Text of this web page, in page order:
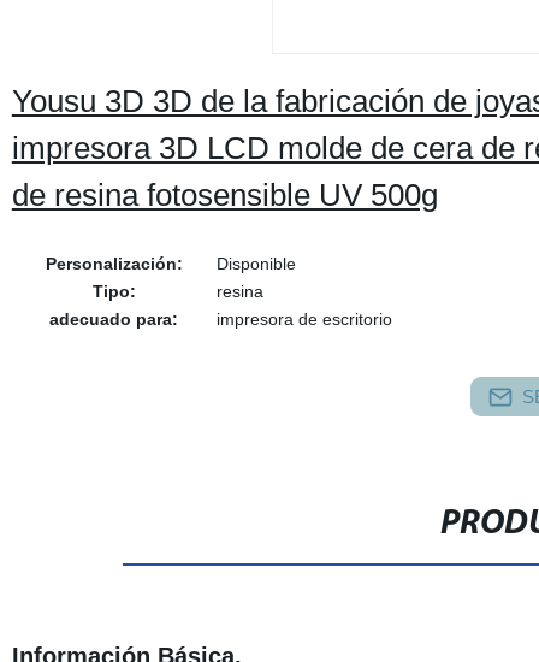
Yousu 3D 3D de la fabricación de
impresora 3D LCD molde de cera de
de resina fotosensible UV 500g
Personalización:
Disponible
Tipo:
resina
adecuado para:
impresora de escritorio
Información Básica.